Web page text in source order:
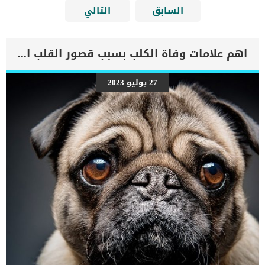
السابق التالي
اهم علامات وفاة الكلب بسبب قصور القلب الاحتقانى
27 يوليو 2023